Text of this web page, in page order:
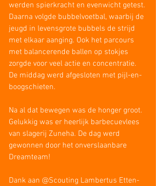
werden spierkracht en evenwicht getest.
Daarna volgde bubbelvoetbal, waarbij de
jeugd in levensgrote bubbels de strijd
met elkaar aanging. Ook het parcours
met balancerende ballen op stokjes
zorgde voor veel actie en concentratie.
De middag werd afgesloten met pijl-en-
boogschieten.
Na al dat bewegen was de honger groot.
Gelukkig was er heerlijk barbecuevlees
van slagerij Zuneha. De dag werd
gewonnen door het onverslaanbare
Dreamteam!
Dank aan @Scouting Lambertus Etten-